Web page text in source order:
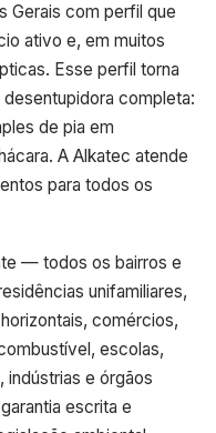
Gerais com perfil que
ativo e, em muitos
Esse perfil torna
completa:
de pia em
A Alkatec atende
para todos os
— todos os bairros e
unifamiliares,
comércios,
escolas,
indústrias e órgãos
escrita e